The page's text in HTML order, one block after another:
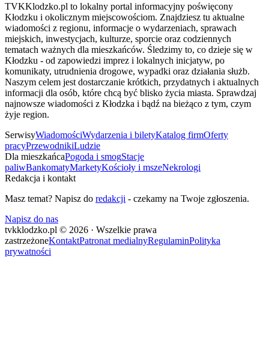
TVKKlodzko.pl to lokalny portal informacyjny poświęcony
Kłodzku i okolicznym miejscowościom. Znajdziesz tu aktualne
wiadomości z regionu, informacje o wydarzeniach, sprawach
miejskich, inwestycjach, kulturze, sporcie oraz codziennych
tematach ważnych dla mieszkańców. Śledzimy to, co dzieje się w
Kłodzku - od zapowiedzi imprez i lokalnych inicjatyw, po
komunikaty, utrudnienia drogowe, wypadki oraz działania służb.
Naszym celem jest dostarczanie krótkich, przydatnych i aktualnych
informacji dla osób, które chcą być blisko życia miasta. Sprawdzaj
najnowsze wiadomości z Kłodzka i bądź na bieżąco z tym, czym
żyje region.
SerwisyWiadomościWydarzenia i biletyKatalog firmOferty
pracyPrzewodnikiLudzie
Dla mieszkańcaPogoda i smogStacje
paliwBankomatyMarketyKościoły i mszeNekrologi
Redakcja i kontakt
Masz temat? Napisz do redakcji - czekamy na Twoje zgłoszenia.
Napisz do nas
tvkklodzko.pl © 2026 · Wszelkie prawa
zastrzeżoneKontaktPatronat medialnyRegulaminPolityka
prywatności